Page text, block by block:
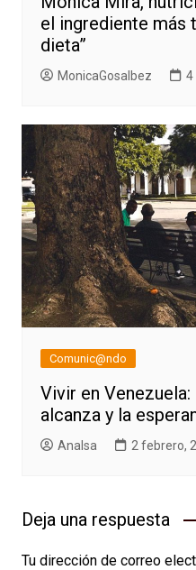
el ingrediente más
dieta”
MonicaGosalbez 4
Comunic@ndo
Vivir en
alcanza y la
AnaIsa 2 febrero,
Deja una respuesta
Tu dirección de correo